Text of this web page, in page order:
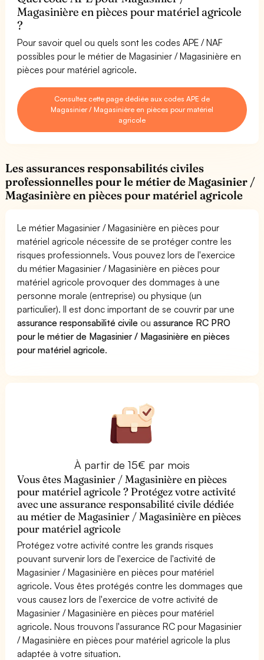
Magasinière en pièces pour matériel agricole
?
Pour savoir quel ou quels sont les codes APE / NAF
possibles pour le métier de Magasinier / Magasinière en
pièces pour matériel agricole.
Consultez cette page dédiée aux codes APE de
Magasinier / Magasinière en pièces pour matériel
agricole
Les assurances responsabilités civiles
professionnelles pour le métier de Magasinier /
Magasinière en pièces pour matériel agricole
Le métier Magasinier / Magasinière en pièces pour
matériel agricole nécessite de se protéger contre les
risques professionnels. Vous pouvez lors de l'exercice
du métier Magasinier / Magasinière en pièces pour
matériel agricole provoquer des dommages à une
personne morale (entreprise) ou physique (un
particulier). Il est donc important de se couvrir par une
assurance responsabilité civile ouassurance RC PRO
pour le métier de Magasinier / Magasinière en pièces
pour matériel agricole.
À partir de 15€ par mois
Vous êtes Magasinier / Magasinière en pièces
pour matériel agricole ? Protégez votre activité
avec une assurance responsabilité civile dédiée
au métier de Magasinier / Magasinière en pièces
pour matériel agricole
Protégez votre activité contre les grands risques
pouvant survenir lors de l'exercice de l'activité de
Magasinier / Magasinière en pièces pour matériel
agricole. Vous êtes protégés contre les dommages que
vous causez lors de l'exercice de votre activité de
Magasinier / Magasinière en pièces pour matériel
agricole. Nous trouvons l'assurance RC pour Magasinier
/ Magasinière en pièces pour matériel agricole la plus
adaptée à votre situation.